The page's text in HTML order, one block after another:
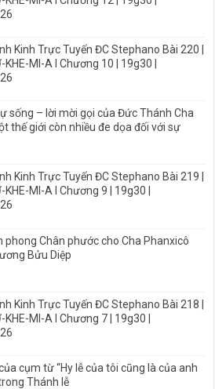
Kinh Trực Tuyến ĐC Stephano Bài 220 |
KHE-MI-A I Chương 10 | 19g30 |
sống – lời mời gọi của Đức Thánh Cha
thế giới còn nhiều đe dọa đối với sự
Kinh Trực Tuyến ĐC Stephano Bài 219 |
KHE-MI-A I Chương 9 | 19g30 |
phong Chân phước cho Cha Phanxicô
Bửu Diệp
Kinh Trực Tuyến ĐC Stephano Bài 218 |
KHE-MI-A I Chương 7 | 19g30 |
cụm từ “Hy lễ của tôi cũng là của anh
Thánh lễ